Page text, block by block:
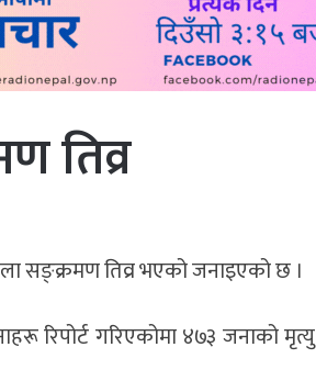
तिव्र
सङ्क्रमण तिव्र भएको जनाइएको छ ।
रिपोर्ट गरिएकोमा ४७३ जनाको